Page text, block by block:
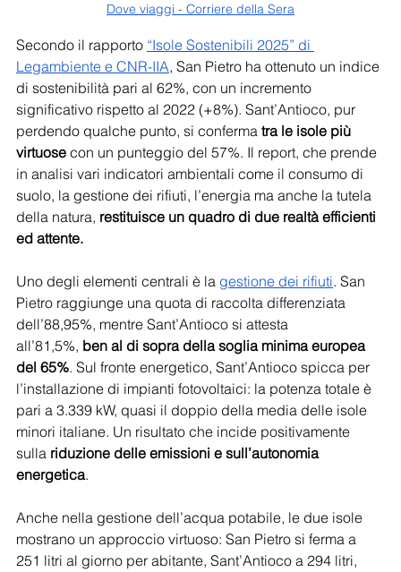
Dove viaggi - Corriere della Sera
Secondo il rapporto “Isole Sostenibili 2025” di
Legambiente e CNR-IIA, San Pietro ha ottenuto un indice
di sostenibilità pari al 62%, con un incremento
significativo rispetto al 2022 (+8%). Sant’Antioco, pur
perdendo qualche punto, si conferma tra le isole più
virtuose con un punteggio del 57%. Il report, che prende
in analisi vari indicatori ambientali come il consumo di
suolo, la gestione dei rifiuti, l’energia ma anche la tutela
della natura, restituisce un quadro di due realtà efficienti
ed attente.
Uno degli elementi centrali è la gestione dei rifiuti. San
Pietro raggiunge una quota di raccolta differenziata
dell’88,95%, mentre Sant’Antioco si attesta
all’81,5%, ben al di sopra della soglia minima europea
del 65%. Sul fronte energetico, Sant’Antioco spicca per
l’installazione di impianti fotovoltaici: la potenza totale è
pari a 3.339 kW, quasi il doppio della media delle isole
minori italiane. Un risultato che incide positivamente
sulla riduzione delle emissioni e sull’autonomia
energetica.
Anche nella gestione dell’acqua potabile, le due isole
mostrano un approccio virtuoso: San Pietro si ferma a
251 litri al giorno per abitante, Sant’Antioco a 294 litri,